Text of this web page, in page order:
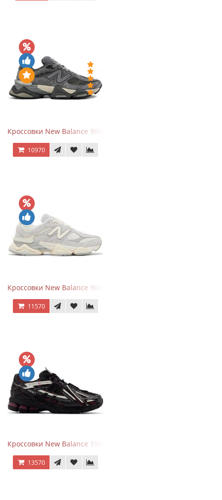
Кроссовки New Balance 9060 x Joe Freshgoods Dark Grey
10970
Кроссовки New Balance 9060 Quartz Grey
11570
Кроссовки New Balance 1906A Dragon Berry
13570